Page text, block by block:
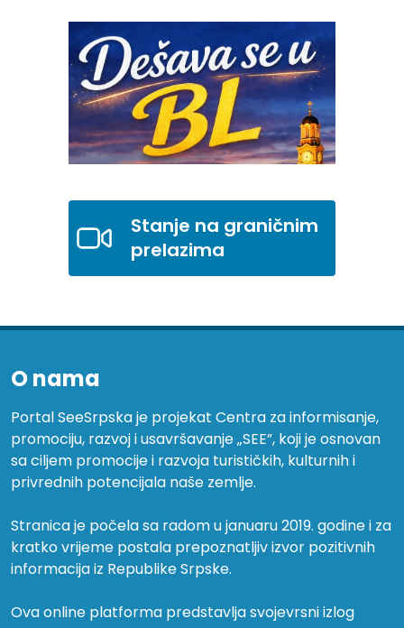
Stanje na graničnim
prelazima
O nama
Portal SeeSrpska je projekat Centra za informisanje,
promociju, razvoj i usavršavanje „SEE”, koji je osnovan
sa ciljem promocije i razvoja turističkih, kulturnih i
privrednih potencijala naše zemlje.
Stranica je počela sa radom u januaru 2019. godine i za
kratko vrijeme postala prepoznatljiv izvor pozitivnih
informacija iz Republike Srpske.
Ova online platforma predstavlja svojevrsni izlog